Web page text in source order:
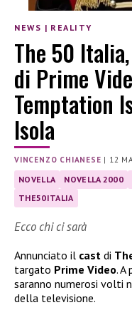
NEWS | REALITY
The 50
di Prime
Temptation
Isola
VINCENZO CHIANESE | 12
NOVELLA NOVELLA 2000
THE50ITALIA
Ecco chi ci sarà
Annunciato il cast di
targato Prime Video.
saranno numerosi volti
della televisione.